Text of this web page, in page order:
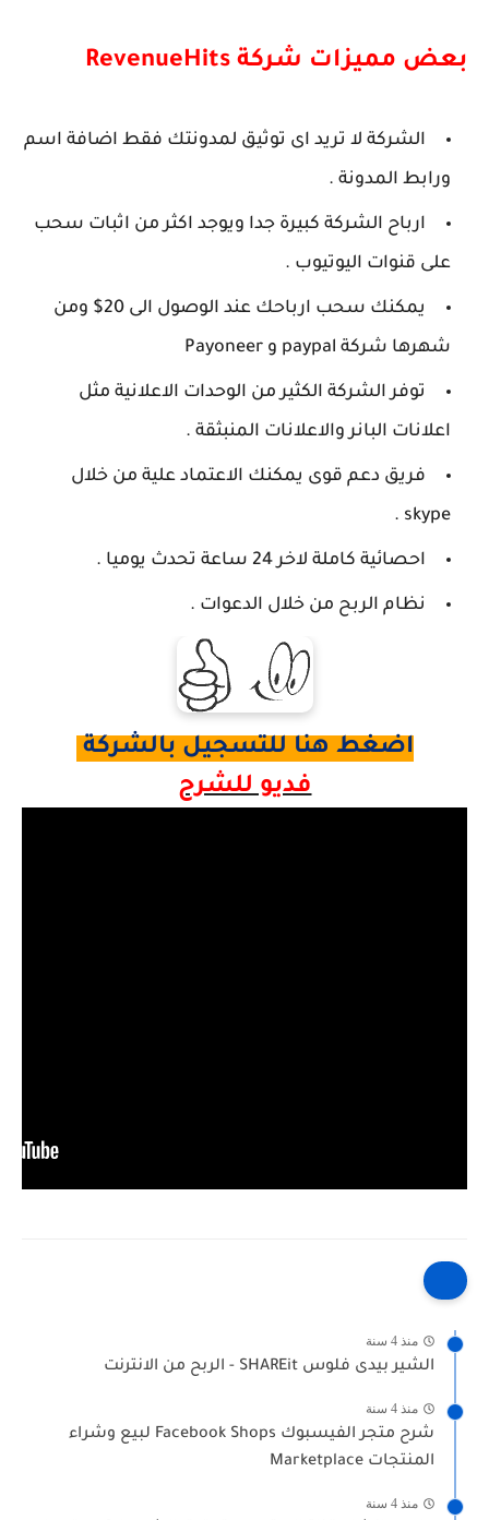
بعض مميزات شركة RevenueHits
الشركة لا تريد اى توثيق لمدونتك فقط اضافة اسم
ورابط المدونة .
ارباح الشركة كبيرة جدا ويوجد اكثر من اثبات سحب
على قنوات اليوتيوب .
يمكنك سحب ارباحك عند الوصول الى 20$ ومن
شهرها شركة paypal و Payoneer
توفر الشركة الكثير من الوحدات الاعلانية مثل
اعلانات البانر والاعلانات المنبثقة .
فريق دعم قوى يمكنك الاعتماد علية من خلال
skype .
احصائية كاملة لاخر 24 ساعة تحدث يوميا .
نظام الربح من خلال الدعوات .
اضغط هنا للتسجيل بالشركة
فديو للشرح
منذ 4 سنة
الشير بيدى فلوس SHAREit - الربح من الانترنت
منذ 4 سنة
شرح متجر الفيسبوك Facebook Shops لبيع وشراء
المنتجات Marketplace
منذ 4 سنة